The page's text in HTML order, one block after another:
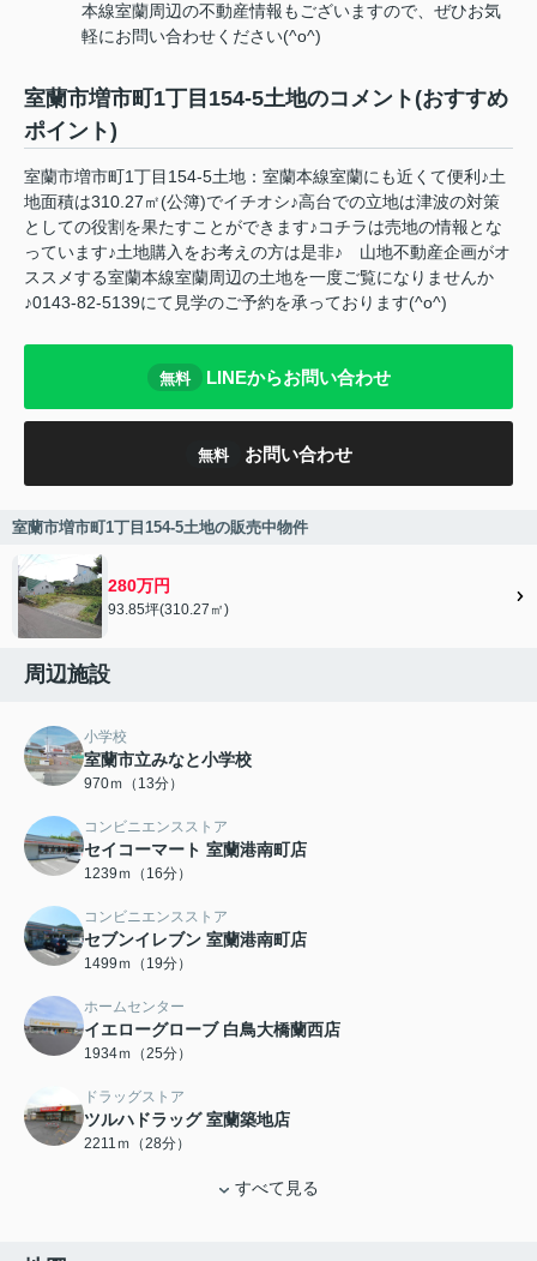
本線室蘭周辺の不動産情報もございますので、ぜひお気
軽にお問い合わせください(^o^)
室蘭市増市町1丁目154-5土地のコメント(おすすめ
ポイント)
室蘭市増市町1丁目154-5土地：室蘭本線室蘭にも近くて便利♪土
地面積は310.27㎡(公簿)でイチオシ♪高台での立地は津波の対策
としての役割を果たすことができます♪コチラは売地の情報とな
っています♪土地購入をお考えの方は是非♪ 山地不動産企画がオ
ススメする室蘭本線室蘭周辺の土地を一度ご覧になりませんか
♪0143-82-5139にて見学のご予約を承っております(^o^)
無料 LINEからお問い合わせ
無料 お問い合わせ
室蘭市増市町1丁目154-5土地の販売中物件
280万円
93.85坪(310.27㎡)
周辺施設
小学校
室蘭市立みなと小学校
970ｍ（13分）
コンビニエンスストア
セイコーマート 室蘭港南町店
1239ｍ（16分）
コンビニエンスストア
セブンイレブン 室蘭港南町店
1499ｍ（19分）
ホームセンター
イエローグローブ 白鳥大橋蘭西店
1934ｍ（25分）
ドラッグストア
ツルハドラッグ 室蘭築地店
2211ｍ（28分）
すべて見る